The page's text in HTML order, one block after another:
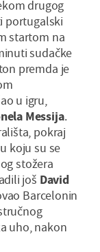
drugog
portugalski
startom na
sudačke
premda je
u igru,
Messija.
pokraj
koju su se
stožera
još David
Barcelonin
uho, nakon